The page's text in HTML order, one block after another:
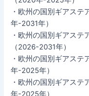
・欧州の国別ギアス
年-2031年）
・欧州の国別ギアステ
（2026-2031年）
・欧州の国別ギアス
年-2025年）
・欧州の国別ギアス
年-2025年）